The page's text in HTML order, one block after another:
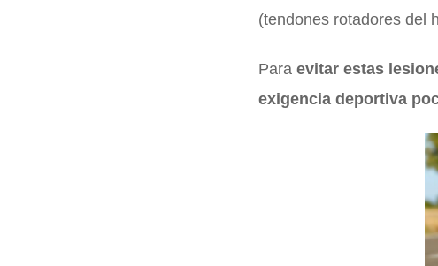
(tendones rotadores del
Para evitar estas
exigencia deportiva